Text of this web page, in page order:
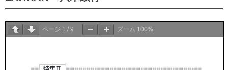
ページ 1 / 9 ズーム 100%